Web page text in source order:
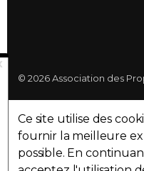
© 2026 Association des
Plan du site
Made with
Ce site utilise des
fournir la meilleure
possible. En